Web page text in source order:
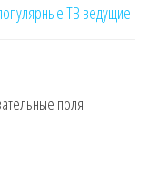
ТВ ведущие
поля